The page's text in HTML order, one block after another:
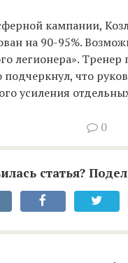
кампании,
на 90-95%.
легионера». Тренер
что
усиления
0
статья?